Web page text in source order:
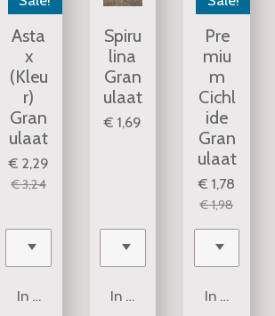
Asta
x
(Kleu
r)
Gran
ulaat
€ 2,29
€ 3,24
In winkelwagen
Spiru
lina
Gran
ulaat
€ 1,69
In winkelwagen
Pre
miu
m
Cichl
ide
Gran
ulaat
€ 1,78
€ 1,98
In